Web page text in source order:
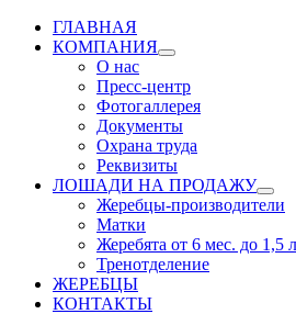
ГЛАВНАЯ
КОМПАНИЯ
О нас
Пресс-центр
Фотогаллерея
Документы
Охрана труда
Реквизиты
ЛОШАДИ НА ПРОДАЖУ
Жеребцы-производители
Матки
Жеребята от 6 мес. до 1,5
Тренотделение
ЖЕРЕБЦЫ
КОНТАКТЫ